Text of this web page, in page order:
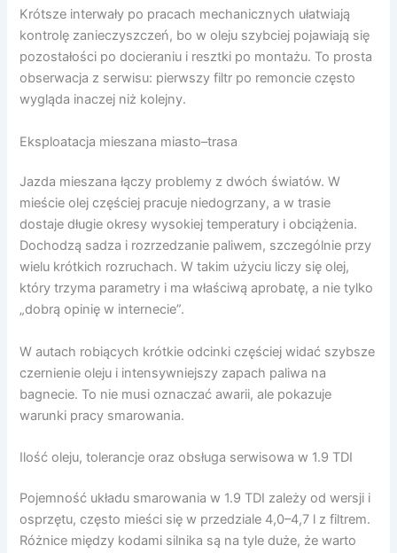
Krótsze interwały po pracach mechanicznych ułatwiają
kontrolę zanieczyszczeń, bo w oleju szybciej pojawiają się
pozostałości po docieraniu i resztki po montażu. To prosta
obserwacja z serwisu: pierwszy filtr po remoncie często
wygląda inaczej niż kolejny.
Eksploatacja mieszana miasto–trasa
Jazda mieszana łączy problemy z dwóch światów. W
mieście olej częściej pracuje niedogrzany, a w trasie
dostaje długie okresy wysokiej temperatury i obciążenia.
Dochodzą sadza i rozrzedzanie paliwem, szczególnie przy
wielu krótkich rozruchach. W takim użyciu liczy się olej,
który trzyma parametry i ma właściwą aprobatę, a nie tylko
„dobrą opinię w internecie”.
W autach robiących krótkie odcinki częściej widać szybsze
czernienie oleju i intensywniejszy zapach paliwa na
bagnecie. To nie musi oznaczać awarii, ale pokazuje
warunki pracy smarowania.
Ilość oleju, tolerancje oraz obsługa serwisowa w 1.9 TDI
Pojemność układu smarowania w 1.9 TDI zależy od wersji i
osprzętu, często mieści się w przedziale 4,0–4,7 l z filtrem.
Różnice między kodami silnika są na tyle duże, że warto